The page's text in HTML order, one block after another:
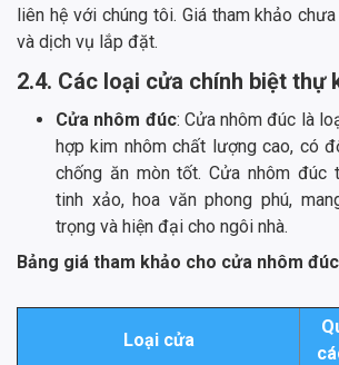
liên hệ với chúng tôi. Giá tham khảo
và dịch vụ lắp đặt.
2.4. Các loại cửa chính biệt thự
Cửa nhôm đúc: Cửa nhôm đúc là
hợp kim nhôm chất lượng cao, có
chống ăn mòn tốt. Cửa nhôm đúc
tinh xảo, hoa văn phong phú,
trọng và hiện đại cho ngôi nhà.
Bảng giá tham khảo cho cửa nhôm
Loại cửa